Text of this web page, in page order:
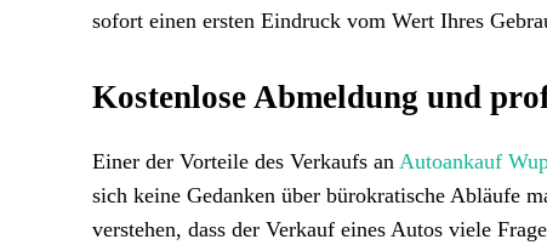
sofort einen ersten Eindruck vom Wert Ihres
Kostenlose Abmeldung und
Einer der Vorteile des Verkaufs an Autoankauf
sich keine Gedanken über bürokratische Abläufe
verstehen, dass der Verkauf eines Autos viele